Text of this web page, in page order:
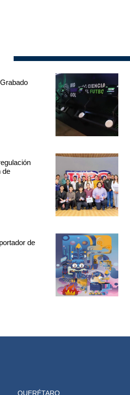
de
de
QUERÉTARO